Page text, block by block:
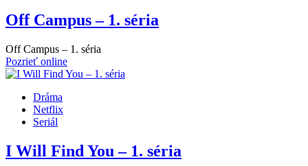
Off Campus – 1. séria
Off Campus – 1. séria
Pozrieť online
Dráma
Netflix
Seriál
I Will Find You – 1. séria